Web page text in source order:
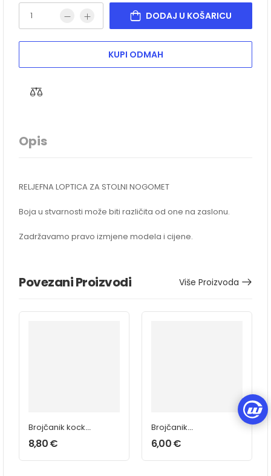
DODAJ U KOŠARICU
KUPI ODMAH
Opis
RELJEFNA LOPTICA ZA STOLNI NOGOMET
Boja u stvarnosti može biti različita od one na zaslonu.
Zadržavamo pravo izmjene modela i cijene.
Povezani Proizvodi Više Proizvoda
Brojčanik kocke
Garlando
8,80€
Brojčanik
kockice
6,00€